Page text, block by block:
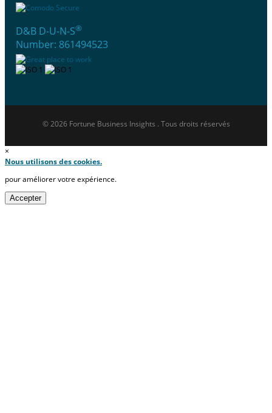
D&B D-U-N-S®
Number: 861494523
© 2026 Fortune Business Insights . Tous droits réservés
×
Nous utilisons des cookies.
pour améliorer votre expérience.
Accepter